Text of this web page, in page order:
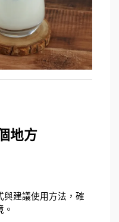
地方
與建議使用方法，確